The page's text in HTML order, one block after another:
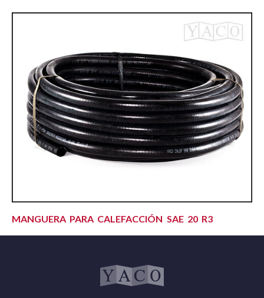
MANGUERA PARA CALEFACCIÓN SAE 20 R3